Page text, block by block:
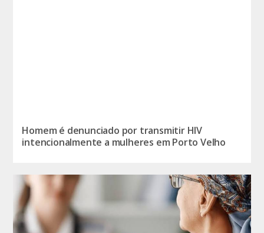
Homem é denunciado por transmitir HIV
intencionalmente a mulheres em Porto Velho